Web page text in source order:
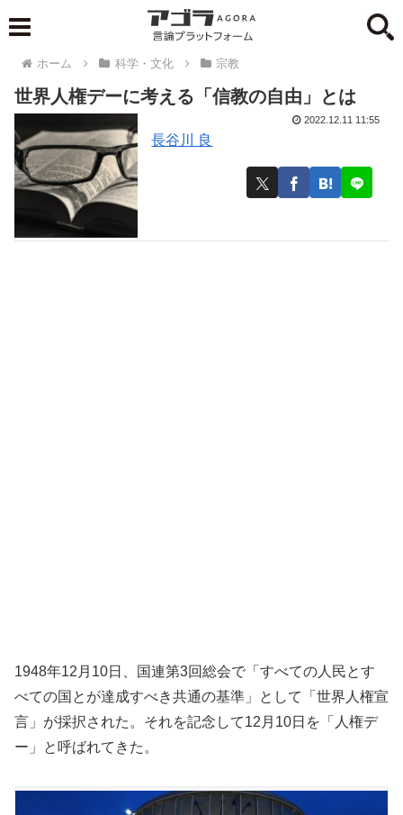
ホーム 科学・文化 宗教
世界人権デーに考える「信教の自由」とは
長谷川 良
2022.12.11 11:55
1948年12月10日、国連第3回総会で「すべての人民とす
べての国とが達成すべき共通の基準」として「世界人権宣
言」が採択された。それを記念して12月10日を「人権デ
ー」と呼ばれてきた。